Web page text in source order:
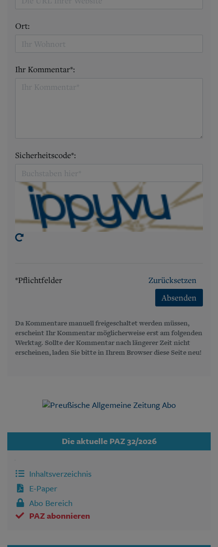
Ort:
Ihr Kommentar*:
Sicherheitscode*:
*Pflichtfelder
Zurücksetzen
Absenden
Da Kommentare manuell freigeschaltet werden müssen,
erscheint Ihr Kommentar möglicherweise erst am folgenden
Werktag. Sollte der Kommentar nach längerer Zeit nicht
erscheinen, laden Sie bitte in Ihrem Browser diese Seite neu!
Die aktuelle PAZ 32/2026
Inhaltsverzeichnis
E-Paper
Abo Bereich
PAZ abonnieren